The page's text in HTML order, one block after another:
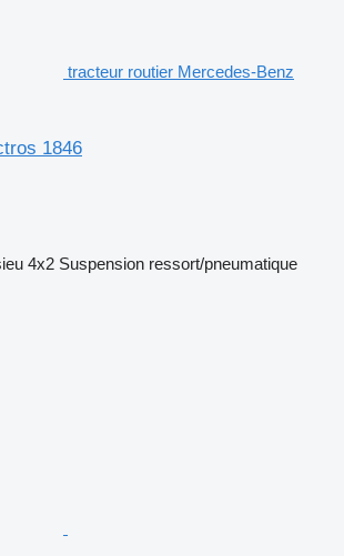
tracteur routier Mercedes-Benz
1846
4x2 Suspension ressort/pneumatique